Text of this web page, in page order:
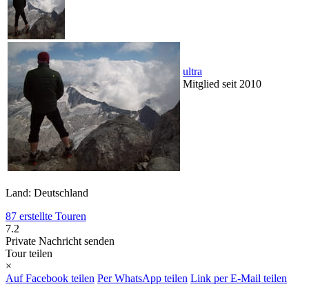
ultra
Mitglied seit 2010
Land: Deutschland
87 erstellte Touren
7.2
Private Nachricht senden
Tour teilen
×
Auf Facebook teilen Per WhatsApp teilen Link per E-Mail teilen